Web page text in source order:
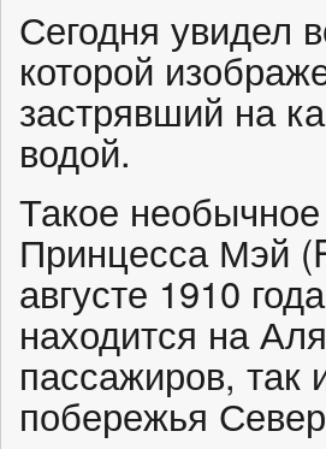
Сегодня увидел
которой
застрявший на
водой.
Такое
Принцесса Мэй
августе 1910
находится на
пассажиров, так
побережья